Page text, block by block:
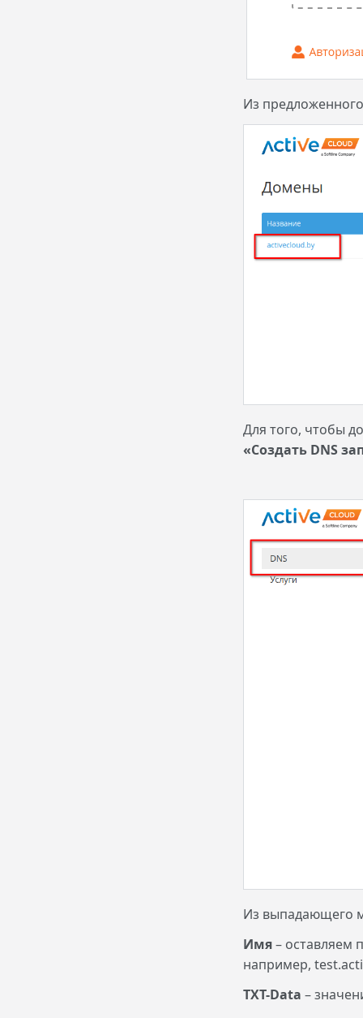
Из
Для того, чтобы
«Создать DNS
Из выпадающего
Имя– оставляем
например,
ТХТ-Data –